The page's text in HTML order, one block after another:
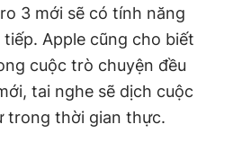
3 mới sẽ có tính năng
Apple cũng cho biết
cuộc trò chuyện đều
tai nghe sẽ dịch cuộc
trong thời gian thực.